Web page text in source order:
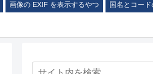
画像の EXIF を表示するやつ 国名とコー